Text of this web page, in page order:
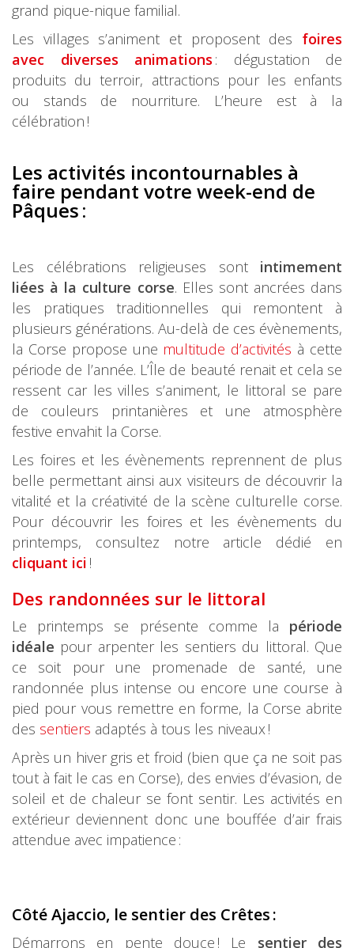
grand pique-nique familial.
Les villages s’animent et proposent des foires
avec diverses animations : dégustation de
produits du terroir, attractions pour les enfants
ou stands de nourriture. L’heure est à la
célébration !
Les activités incontournables à
faire pendant votre week-end de
Pâques :
Les célébrations religieuses sont intimement
liées à la culture corse. Elles sont ancrées dans
les pratiques traditionnelles qui remontent à
plusieurs générations. Au-delà de ces évènements,
la Corse propose une multitude d’activités à cette
période de l’année. L’Île de beauté renait et cela se
ressent car les villes s’animent, le littoral se pare
de couleurs printanières et une atmosphère
festive envahit la Corse.
Les foires et les évènements reprennent de plus
belle permettant ainsi aux visiteurs de découvrir la
vitalité et la créativité de la scène culturelle corse.
Pour découvrir les foires et les évènements du
printemps, consultez notre article dédié en
cliquant ici !
Des randonnées sur le littoral
Le printemps se présente comme la période
idéale pour arpenter les sentiers du littoral. Que
ce soit pour une promenade de santé, une
randonnée plus intense ou encore une course à
pied pour vous remettre en forme, la Corse abrite
des sentiers adaptés à tous les niveaux !
Après un hiver gris et froid (bien que ça ne soit pas
tout à fait le cas en Corse), des envies d’évasion, de
soleil et de chaleur se font sentir. Les activités en
extérieur deviennent donc une bouffée d’air frais
attendue avec impatience :
Côté Ajaccio, le sentier des Crêtes :
Démarrons en pente douce ! Le sentier des